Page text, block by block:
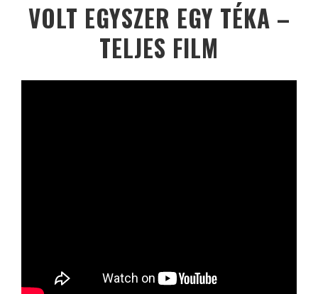
VOLT EGYSZER EGY TÉKA –
TELJES FILM